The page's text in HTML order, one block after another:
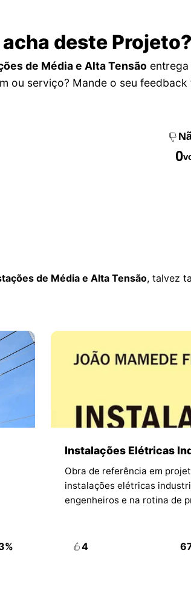
deste Projeto?
de Média e Alta Tensão
ou serviço? Mande o seu feedback
0
de Média e Alta Tensão, talvez
Instalações Elétricas
Obra de referência em
instalações elétricas
engenheiros e na rotina de
4